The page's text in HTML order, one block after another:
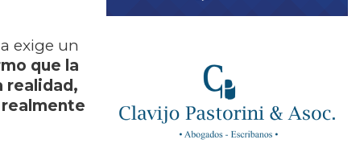
exige un
que la
realidad,